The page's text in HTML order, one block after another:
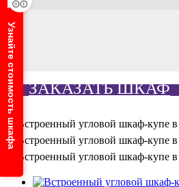
ЗАКАЗАТЬ ШКАФ
Узнайте стоимость шкафа